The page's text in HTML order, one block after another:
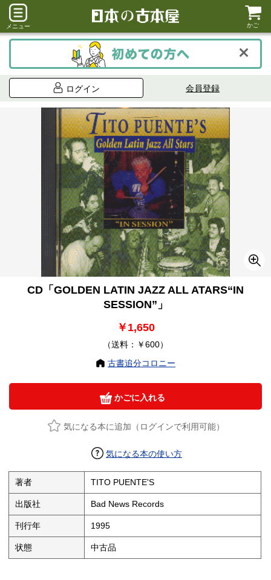
メニュー かご
ログイン 会員登録
CD「GOLDEN LATIN JAZZ ALL ATARS“IN
SESSION”」
￥1,650
（送料：￥600）
古書追分コロニー
かごに入れる
気になる本に追加（ログインで利用可能）
気になる本の使い方
著者 TITO PUENTE'S
出版社 Bad News Records
刊行年 1995
状態 中古品